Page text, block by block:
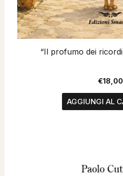
“Il profumo dei
€18,00
AGGIUNGI AL